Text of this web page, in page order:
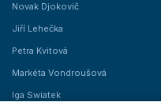
Novak Djokovič
Jiří Lehečka
Petra Kvitová
Markéta Vondroušová
Iga Swiatek